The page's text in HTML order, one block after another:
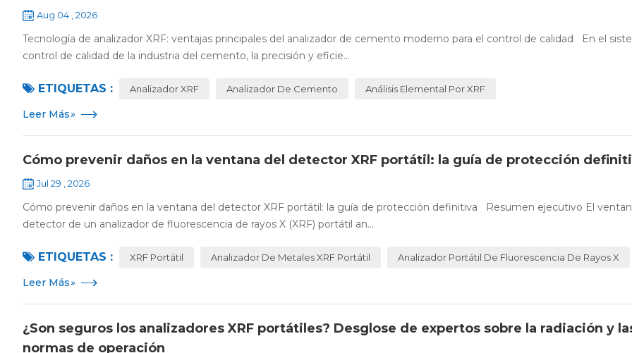
Aug 04 , 2026
Tecnología de analizador XRF: ventajas principales del analizador de cemento moderno para el control de calidad En el
control de calidad de la industria del cemento, la precisión y eficie...
ETIQUETAS : Analizador XRF Analizador De Cemento Análisis Elemental Por XRF
Leer Más»
Cómo prevenir daños en la ventana del detector XRF portátil: la guía de protección
Jul 29 , 2026
Cómo prevenir daños en la ventana del detector XRF portátil: la guía de protección definitiva Resumen ejecutivo El
detector de un analizador de fluorescencia de rayos X (XRF) portátil an...
ETIQUETAS : XRF Portátil Analizador De Metales XRF Portátil Analizador Portátil De Fluorescencia De Rayos X
Leer Más»
¿Son seguros los analizadores XRF portátiles? Desglose de expertos sobre la radiación y
normas de operación